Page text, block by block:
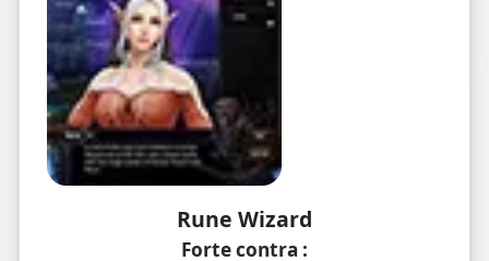
Rune Wizard
Forte contra :